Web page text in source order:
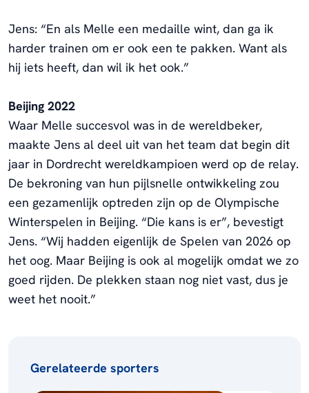
Jens: “En als Melle een medaille wint, dan ga ik
harder trainen om er ook een te pakken. Want als
hij iets heeft, dan wil ik het ook.”
Beijing 2022
Waar Melle succesvol was in de wereldbeker,
maakte Jens al deel uit van het team dat begin dit
jaar in Dordrecht wereldkampioen werd op de relay.
De bekroning van hun pijlsnelle ontwikkeling zou
een gezamenlijk optreden zijn op de Olympische
Winterspelen in Beijing. “Die kans is er”, bevestigt
Jens. “Wij hadden eigenlijk de Spelen van 2026 op
het oog. Maar Beijing is ook al mogelijk omdat we zo
goed rijden. De plekken staan nog niet vast, dus je
weet het nooit.”
Gerelateerde sporters